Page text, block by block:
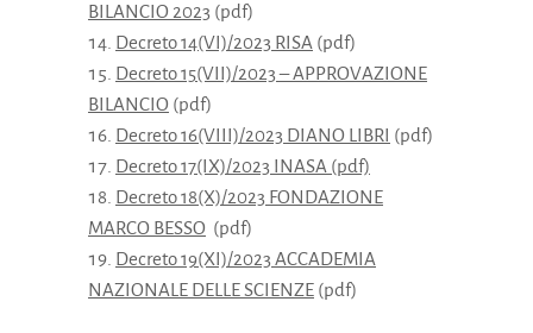
BILANCIO 2023 (pdf)
Decreto 14(VI)/2023 RISA (pdf)
Decreto 15(VII)/2023 – APPROVAZIONE
BILANCIO (pdf)
Decreto 16(VIII)/2023 DIANO LIBRI (pdf)
Decreto 17(IX)/2023 INASA (pdf)
Decreto 18(X)/2023 FONDAZIONE
MARCO BESSO (pdf)
Decreto 19(XI)/2023 ACCADEMIA
NAZIONALE DELLE SCIENZE (pdf)